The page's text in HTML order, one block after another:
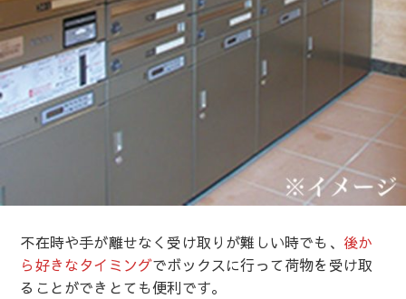
不在時や手が離せなく受け取りが難しい時でも、 後か
ら好きなタイミングでボックスに行って荷物を受け取
ることができとても便利です。